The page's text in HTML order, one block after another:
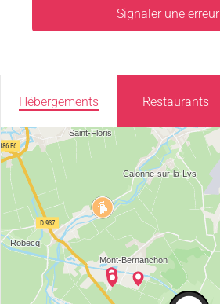
Signaler une erreur
Hébergements Restaurants